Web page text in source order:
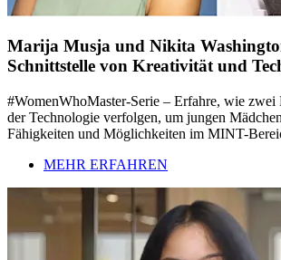
Marija Musja und Nikita
Schnittstelle von Kreativität und
#WomenWhoMaster-Serie – Erfahre, wie zwei
der Technologie verfolgen, um jungen
Fähigkeiten und Möglichkeiten im MINT-
MEHR ERFAHREN